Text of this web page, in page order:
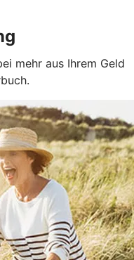
mehr aus Ihrem Geld